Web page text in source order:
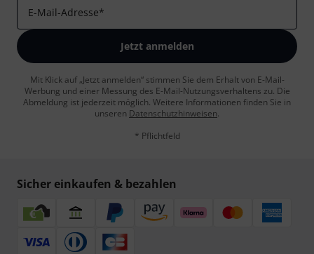
E-Mail-Adresse*
Jetzt anmelden
Mit Klick auf „Jetzt anmelden“ stimmen Sie dem Erhalt von E-Mail-
Werbung und einer Messung des E-Mail-Nutzungsverhaltens zu. Die
Abmeldung ist jederzeit möglich. Weitere Informationen finden Sie in
unseren Datenschutzhinweisen.
* Pflichtfeld
Sicher einkaufen & bezahlen